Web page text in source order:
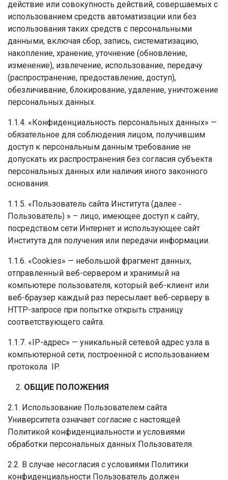
действие или совокупность действий, совершаемых с
использованием средств автоматизации или без
использования таких средств с персональными
данными, включая сбор, запись, систематизацию,
накопление, хранение, уточнение (обновление,
изменение), извлечение, использование, передачу
(распространение, предоставление, доступ),
обезличивание, блокирование, удаление, уничтожение
персональных данных.
1.1.4. «Конфиденциальность персональных данных» —
обязательное для соблюдения лицом, получившим
доступ к персональным данным требование не
допускать их распространения без согласия субъекта
персональных данных или наличия иного законного
основания.
1.1.5. «Пользователь сайта Института (далее ‑
Пользователь) » – лицо, имеющее доступ к сайту,
посредством сети Интернет и использующее сайт
Института для получения или передачи информации.
1.1.6. «Cookies» — небольшой фрагмент данных,
отправленный веб-сервером и хранимый на
компьютере пользователя, который веб-клиент или
веб-браузер каждый раз пересылает веб-серверу в
HTTP-запросе при попытке открыть страницу
соответствующего сайта.
1.1.7. «IP-адрес» — уникальный сетевой адрес узла в
компьютерной сети, построенной с использованием
протокола IP.
ОБЩИЕ ПОЛОЖЕНИЯ
2.1. Использование Пользователем сайта
Университета означает согласие с настоящей
Политикой конфиденциальности и условиями
обработки персональных данных Пользователя.
2.2. В случае несогласия с условиями Политики
конфиденциальности Пользователь должен